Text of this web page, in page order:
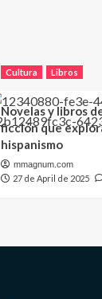
Cultura Libros
Novelas y libros
ficción que
hispanismo
mmagnum.com
27 de April de 2025